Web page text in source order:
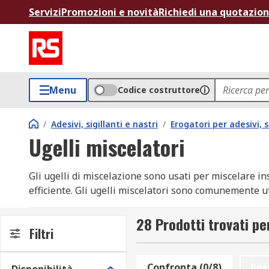
ServiziPromozioni e novitàRichiedi una
Menu Codice costruttore
/ Adesivi, sigillanti e nastri / Erogatori per adesivi,
Ugelli miscelatori
Gli ugelli di miscelazione sono usati per miscelare
efficiente. Gli ugelli miscelatori sono comunemente
Come funzionano gli ugelli di miscelazione
Gli ugelli di miscelazione sono progettati con un
Filtri 28 Prodotti trovati